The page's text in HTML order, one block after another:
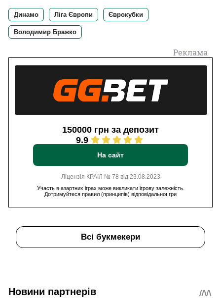
Динамо Ліга Європи Єврокубки
Володимир Бражко
Реклама
150000 грн за депозит
9.9
На сайт
Ліцензія КРАІЛ № 78 від 23.08.2023
Участь в азартних іграх може викликати ігрову залежність.
Дотримуйтеся правил (принципів) відповідальної гри
Всі букмекери